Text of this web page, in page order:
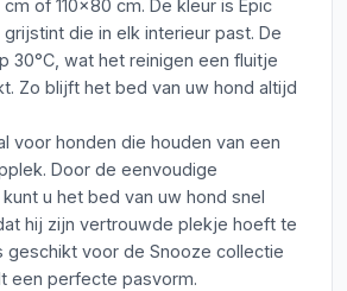
of 110x80 cm. De kleur is Epic
die in elk interieur past. De
30°C, wat het reinigen een fluitje
Zo blijft het bed van uw hond altijd
voor honden die houden van een
Door de eenvoudige
u het bed van uw hond snel
hij zijn vertrouwde plekje hoeft te
geschikt voor de Snooze collectie
een perfecte pasvorm.